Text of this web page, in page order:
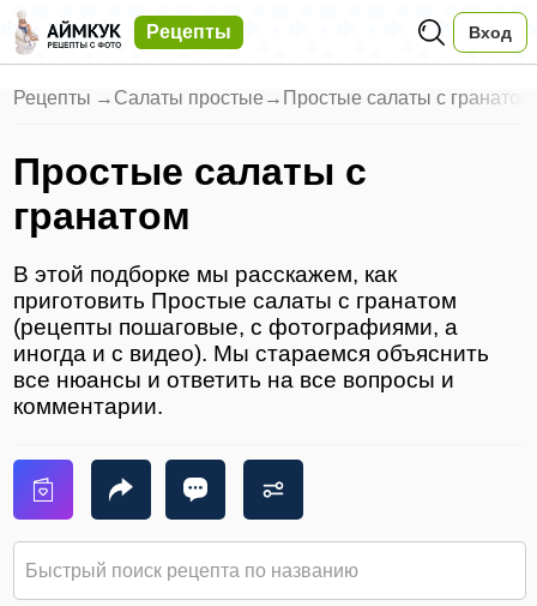
Рецепты Вход
Рецепты → Салаты простые → Простые салаты с гранатом
Простые салаты с
гранатом
В этой подборке мы расскажем, как
приготовить Простые салаты с гранатом
(рецепты пошаговые, с фотографиями, а
иногда и с видео). Мы стараемся объяснить
все нюансы и ответить на все вопросы и
комментарии.